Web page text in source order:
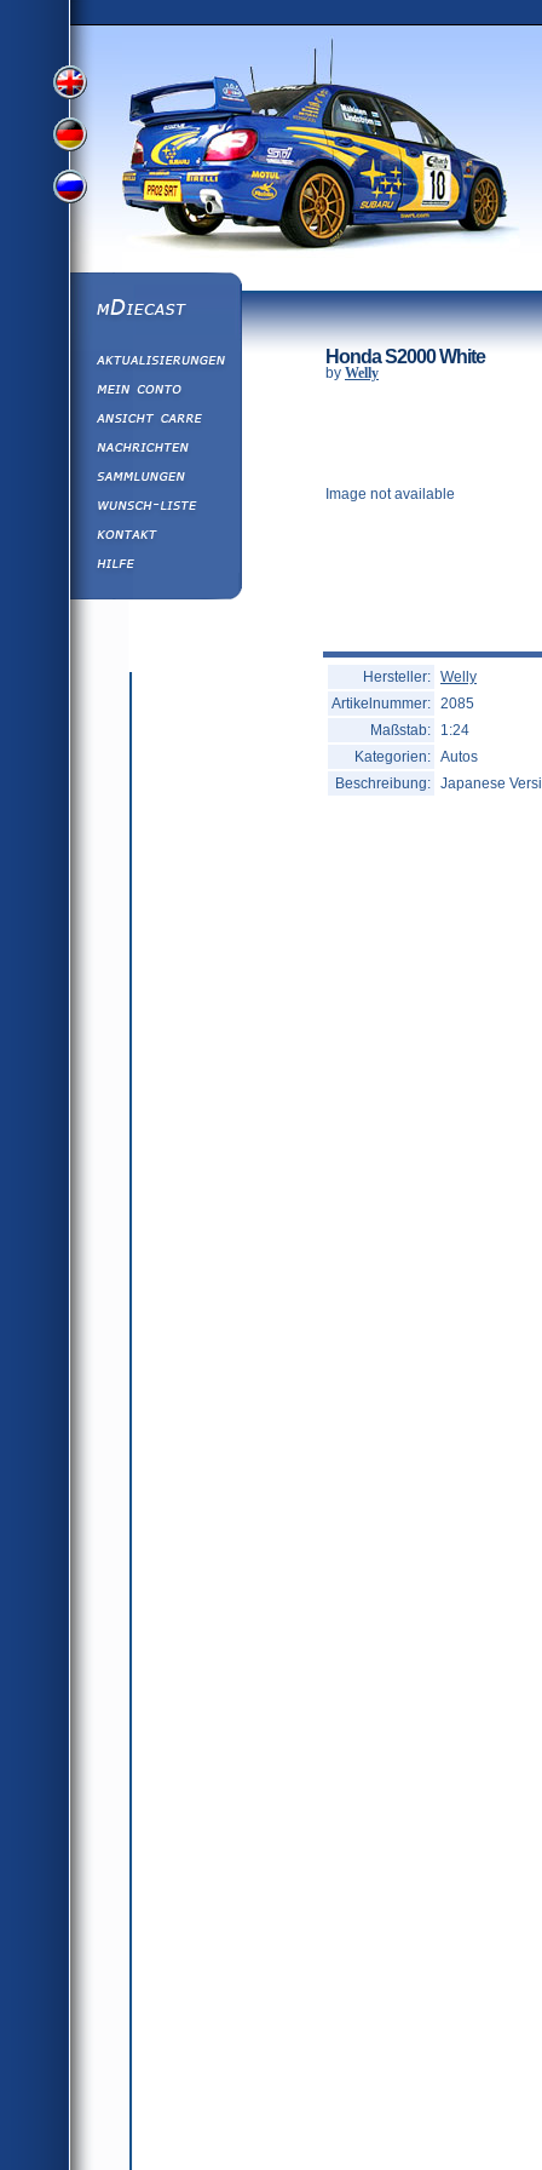
View
Version
View
German
Version
Russian
Version
mDiecast
Wunsch-Liste
Honda S2000 White
by Welly
Image not available
Hersteller: Welly
Artikelnummer: 2085
Maßstab:
1:24
Kategorien: Autos
Beschreibung: Japanese